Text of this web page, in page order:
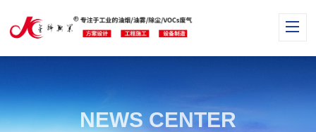
NEWS CENTER